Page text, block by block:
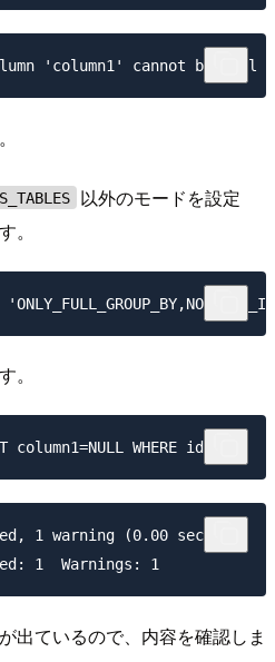
以外のモードを設定
。
。
1 warning (0.00 sec)
出ているので、内容を確認しま